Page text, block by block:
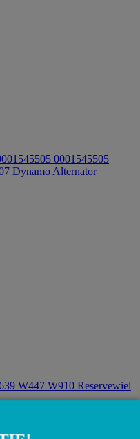
0001545505
Dynamo Alternator
W447 W910 Reservewiel